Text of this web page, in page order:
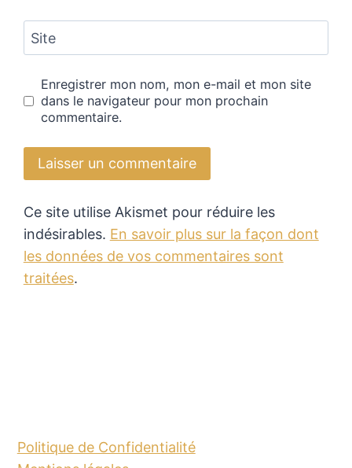
Site
Enregistrer mon nom, mon e-mail et mon site
dans le navigateur pour mon prochain
commentaire.
Ce site utilise Akismet pour réduire les
indésirables. En savoir plus sur la façon dont
les données de vos commentaires sont
traitées.
Politique de Confidentialité